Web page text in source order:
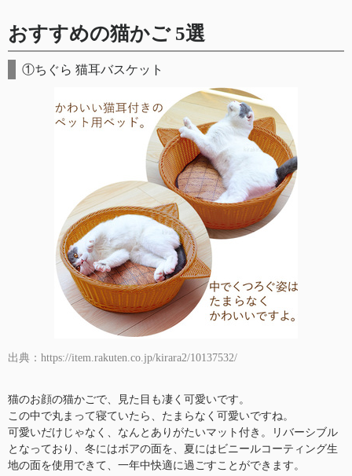
おすすめの猫かご 5選
①ちぐら 猫耳バスケット
出典：https://item.rakuten.co.jp/kirara2/10137532/
猫のお顔の猫かごで、見た目も凄く可愛いです。
この中で丸まって寝ていたら、たまらなく可愛いですね。
可愛いだけじゃなく、なんとありがたいマット付き。リバーシブル
となっており、冬にはボアの面を、夏にはビニールコーティング生
地の面を使用できて、一年中快適に過ごすことができます。